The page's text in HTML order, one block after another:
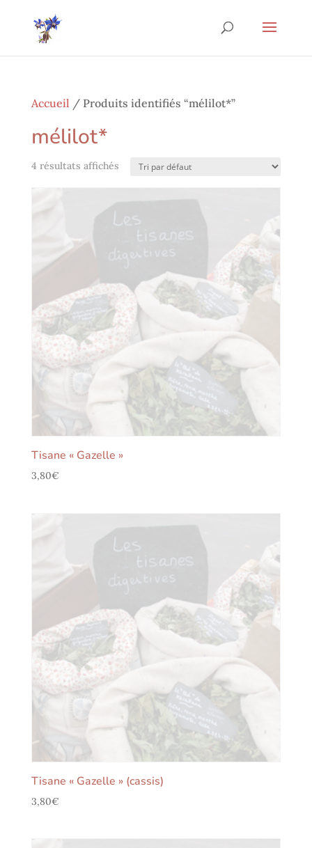
Accueil / Produits identifiés “mélilot*”
mélilot*
4 résultats affichés
Tisane « Gazelle »
3,80€
Tisane « Gazelle » (cassis)
3,80€